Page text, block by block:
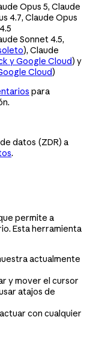
Opus 5, Claude
4.7, Claude Opus
Sonnet 4.5,
), Claude
y Google Cloud) y
Cloud)
para
datos (ZDR) a
.
permite a
Esta herramienta
actualmente
y mover el cursor
atajos de
con cualquier